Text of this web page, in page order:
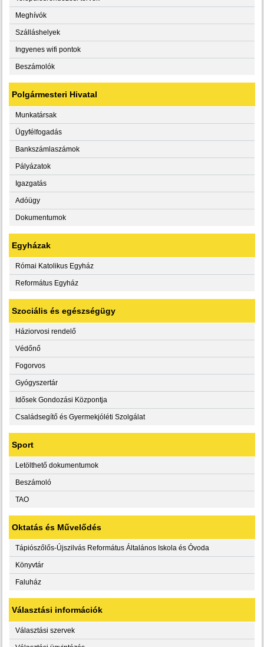
Meghívók
Szálláshelyek
Ingyenes wifi pontok
Beszámolók
Polgármesteri Hivatal
Munkatársak
Ügyfélfogadás
Bankszámlaszámok
Pályázatok
Igazgatás
Adóügy
Dokumentumok
Egyházak
Római Katolikus Egyház
Református Egyház
Szociális és egészségügy
Háziorvosi rendelő
Védőnő
Fogorvos
Gyógyszertár
Idősek Gondozási Központja
Családsegítő és Gyermekjóléti Szolgálat
Sport
Letölthető dokumentumok
Beszámoló
TAO
Oktatás és Művelődés
Tápiószőlős-Újszilvás Református Általános Iskola és Óvoda
Könyvtár
Faluház
Választási információk
Választási szervek